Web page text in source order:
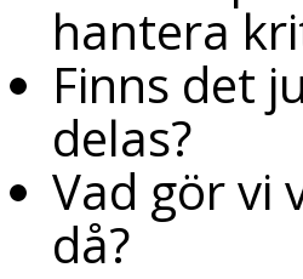
hantera
Finns det
delas?
Vad gör vi
då?